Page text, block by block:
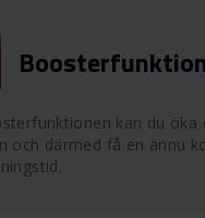
Boosterfunktion
kan du öka
och därmed få en ännu